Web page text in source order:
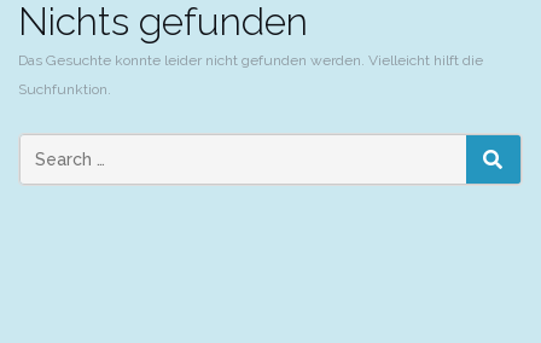
Nichts gefunden
Das Gesuchte konnte leider nicht gefunden werden. Vielleicht hilft die
Suchfunktion.
Search